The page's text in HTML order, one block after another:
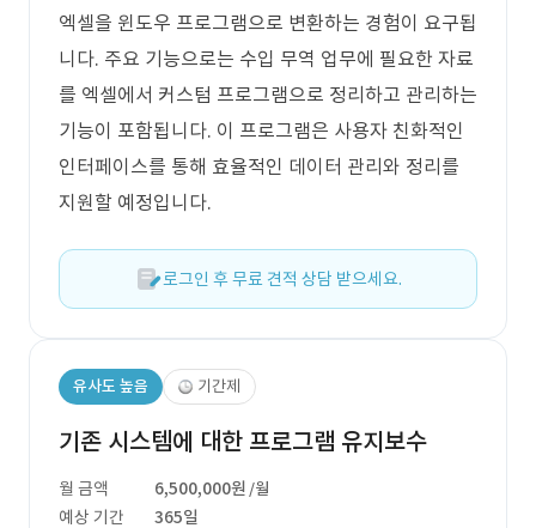
엑셀을 윈도우 프로그램으로 변환하는 경험이 요구됩
니다. 주요 기능으로는 수입 무역 업무에 필요한 자료
를 엑셀에서 커스텀 프로그램으로 정리하고 관리하는
기능이 포함됩니다. 이 프로그램은 사용자 친화적인
인터페이스를 통해 효율적인 데이터 관리와 정리를
지원할 예정입니다.
로그인 후 무료 견적 상담 받으세요.
유사도 높음 기간제
기존 시스템에 대한 프로그램 유지보수
월 금액 6,500,000원 /월
예상 기간 365일